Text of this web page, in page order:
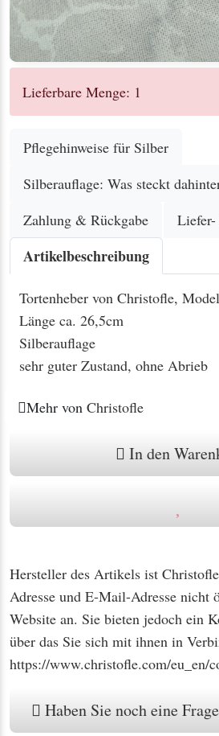
Lieferbare Menge: 1
Pflegehinweise für Silber
Silberauflage: Was steckt
Zahlung & Rückgabe
Liefer-
Artikelbeschreibung
Tortenheber von Christofle,
Länge ca. 26,5cm
Silberauflage
sehr guter Zustand, ohne Abrieb
Mehr von Christofle
In den
Hersteller des Artikels ist
Adresse und E-Mail-Adresse nicht
Website an. Sie bieten jedoch ein
über das Sie sich mit ihnen in
https://www.christofle.com/eu_en/
Haben Sie noch eine